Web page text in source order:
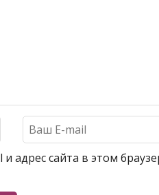
адрес сайта в этом